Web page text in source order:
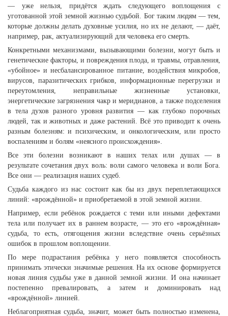
— уже нельзя, придётся ждать следующего воплощения с
уготованной этой земной жизнью судьбой. Бог таким людям — тем,
которые должны делать духовные усилия, но их не делают, — даёт,
например, рак, актуализирующий для человека его смерть.
Конкретными механизмами, вызывающими болезни, могут быть и
генетические факторы, и повреждения плода, и травмы, отравления,
«убойное» и несбалансированное питание, воздействия микробов,
вирусов, паразитических грибков, информационные перегрузки и
переутомления, неправильные жизненные установки,
энергетические загрязнения чакр и меридианов, а также подселения
в тела духов разного уровня развития — как глубоко порочных
людей, так и животных и даже растений. Всё это приводит к очень
разным болезням: и психическим, и онкологическим, или просто
воспалениям и болям «неясного происхождения».
Все эти болезни возникают в наших телах или душах — в
результате сочетания двух воль: воли самого человека и воли Бога.
Все они — реализация наших судеб.
Судьба каждого из нас состоит как бы из двух переплетающихся
линий: «врождённой» и приобретаемой в этой земной жизни.
Например, если ребёнок рождается с теми или иными дефектами
тела или получает их в раннем возрасте, — это его «врождённая»
судьба, то есть, отягощения жизни вследствие очень серьёзных
ошибок в прошлом воплощении.
По мере подрастания ребёнка у него появляется способность
принимать этически значимые решения. На их основе формируется
новая линия судьбы уже в данной земной жизни. И она начинает
постепенно превалировать, а затем и доминировать над
«врождённой» линией.
Неблагоприятная судьба, значит, может быть полностью изменена,